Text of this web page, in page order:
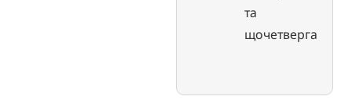
та
щочетверга